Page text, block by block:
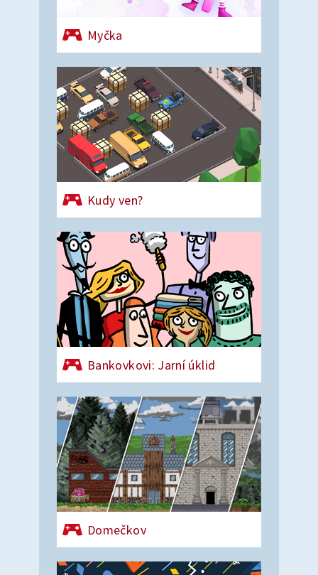
Myčka
Kudy ven?
Bankovkovi: Jarní úklid
Domečkov